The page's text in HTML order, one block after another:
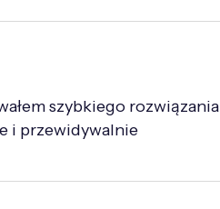
szybkiego rozwiązania
i przewidywalnie